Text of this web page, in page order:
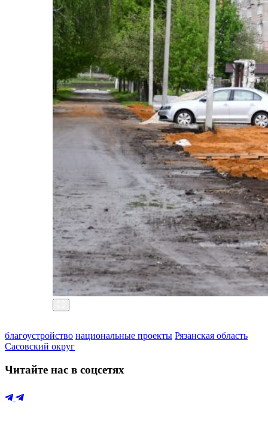
благоустройство национальные проекты Рязанская область
Сасовский округ
Читайте нас в соцсетях